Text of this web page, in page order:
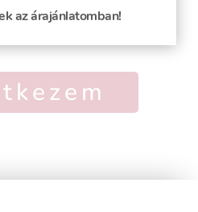
az árajánlatomban!